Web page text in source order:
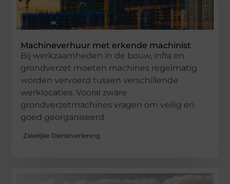
Machineverhuur met erkende machinist
Bij werkzaamheden in de bouw, infra en
grondverzet moeten machines regelmatig
worden vervoerd tussen verschillende
werklocaties. Vooral zware
grondverzetmachines vragen om veilig en
goed georganiseerd
Zakelijke Dienstverlening